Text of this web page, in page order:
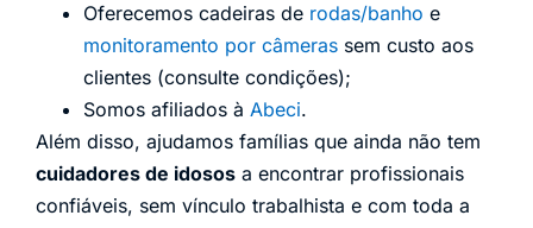
Oferecemos cadeiras de rodas/banho e
monitoramento por câmeras sem custo aos
clientes (consulte condições);
Somos afiliados à Abeci.
Além disso, ajudamos famílias que ainda não tem
cuidadores de idosos a encontrar profissionais
confiáveis, sem vínculo trabalhista e com toda a